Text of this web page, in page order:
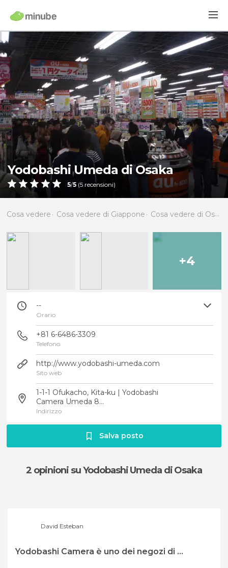
Yodobashi Umeda di Osaka
5/5 (5 recensioni)
Cosa vedere Cosa vedere di Giappone Cosa vedere di Osaka
+4
--
Orario
+81 6-6486-3309
Telefono
http://www.yodobashi-umeda.com
Sito web
1-1-1 Ofukacho, Kita-ku | Yodobashi
Camera Umeda 8...
Indirizzo
Salva posto
2 opinioni su Yodobashi Umeda di Osaka
David Esteban
Yodobashi Camera è uno dei negozi di ...